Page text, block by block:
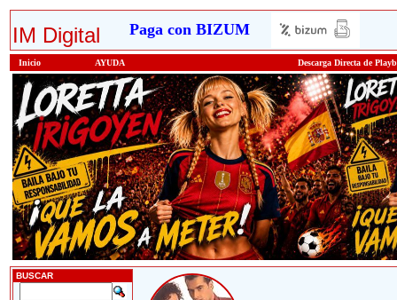
IM Digital Paga con BIZUM
Inicio AYUDA Descarga Directa de
BUSCAR